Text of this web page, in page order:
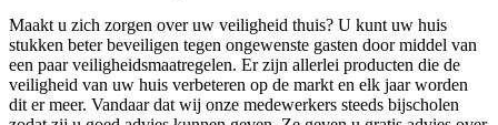
Maakt u zich zorgen over uw veiligheid thuis? U kunt uw huis
stukken beter beveiligen tegen ongewenste gasten door middel van
een paar veiligheidsmaatregelen. Er zijn allerlei producten die de
veiligheid van uw huis verbeteren op de markt en elk jaar worden
dit er meer. Vandaar dat wij onze medewerkers steeds bijscholen